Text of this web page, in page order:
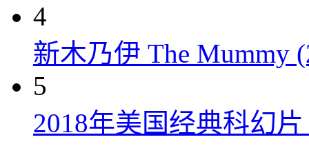
4
新木乃伊 The Mummy
5
2018年美国经典科幻